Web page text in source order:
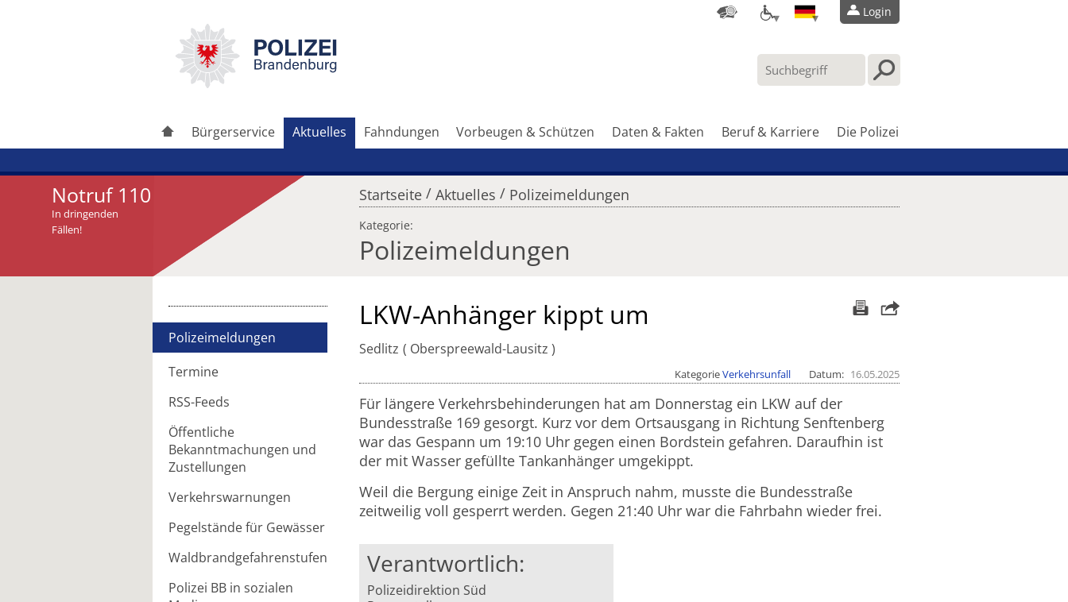
Login
Bürgerservice Aktuelles Fahndungen Vorbeugen & Schützen Daten & Fakten Beruf & Karriere Die Polizei
Notruf 110
In dringenden
Fällen!
Startseite / Aktuelles / Polizeimeldungen
Kategorie:
Polizeimeldungen
Polizeimeldungen
Termine
RSS-Feeds
Öffentliche
Bekanntmachungen und
Zustellungen
Verkehrswarnungen
Pegelstände für Gewässer
Waldbrandgefahrenstufen
Polizei BB in sozialen
Artikel weiterleiten LKW-Anhänger kippt um
Sedlitz Oberspreewald-Lausitz
KategorieVerkehrsunfall Datum 16.05.2025
Für längere Verkehrsbehinderungen hat am Donnerstag ein LKW auf der
Bundesstraße 169 gesorgt. Kurz vor dem Ortsausgang in Richtung Senftenberg
war das Gespann um 19:10 Uhr gegen einen Bordstein gefahren. Daraufhin ist
der mit Wasser gefüllte Tankanhänger umgekippt.
Weil die Bergung einige Zeit in Anspruch nahm, musste die Bundesstraße
zeitweilig voll gesperrt werden. Gegen 21:40 Uhr war die Fahrbahn wieder frei.
Verantwortlich:
Polizeidirektion Süd